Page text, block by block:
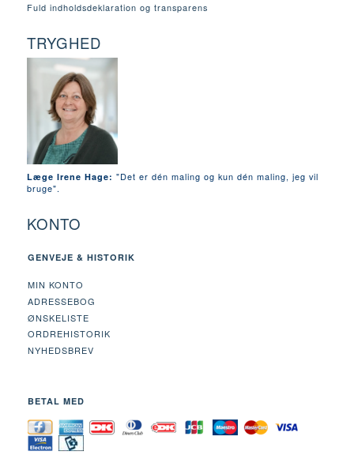
Fuld indholdsdeklaration og transparens
TRYGHED
Læge Irene Hage: "Det er dén maling og kun dén maling, jeg vil
bruge".
KONTO
GENVEJE & HISTORIK
MIN KONTO
ADRESSEBOG
ØNSKELISTE
ORDREHISTORIK
NYHEDSBREV
BETAL MED